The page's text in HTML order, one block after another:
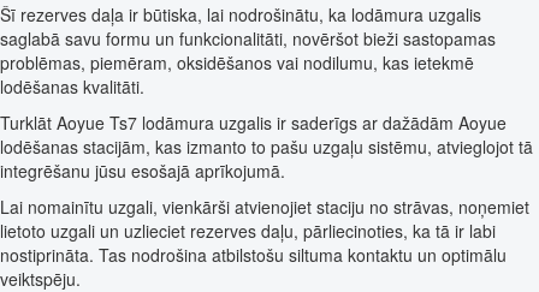
Šī rezerves daļa ir būtiska, lai nodrošinātu, ka lodāmura uzgalis
saglabā savu formu un funkcionalitāti, novēršot bieži sastopamas
problēmas, piemēram, oksidēšanos vai nodilumu, kas ietekmē
lodēšanas kvalitāti.
Turklāt Aoyue Ts7 lodāmura uzgalis ir saderīgs ar dažādām Aoyue
lodēšanas stacijām, kas izmanto to pašu uzgaļu sistēmu, atvieglojot tā
integrēšanu jūsu esošajā aprīkojumā.
Lai nomainītu uzgali, vienkārši atvienojiet staciju no strāvas, noņemiet
lietoto uzgali un uzlieciet rezerves daļu, pārliecinoties, ka tā ir labi
nostiprināta. Tas nodrošina atbilstošu siltuma kontaktu un optimālu
veiktspēju.